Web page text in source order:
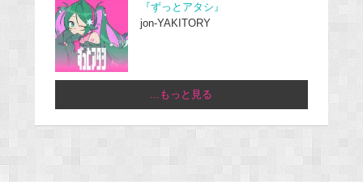
『ずっとアタシ』
jon-YAKITORY
...もっと見る